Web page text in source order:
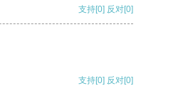
支持[0] 反对[0]
支持[0] 反对[0]